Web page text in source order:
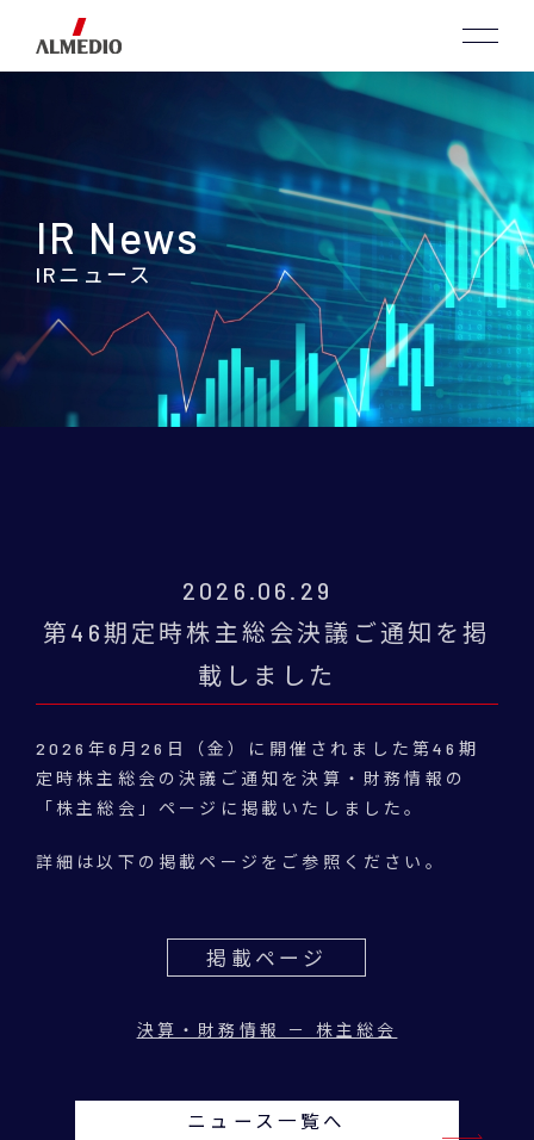
IR News
IRニュース
2026.06.29
第46期定時株主総会決議ご通知を掲
載しました
2026年6月26日（金）に開催されました第46期
定時株主総会の決議ご通知を決算・財務情報の
「株主総会」ページに掲載いたしました。
詳細は以下の掲載ページをご参照ください。
掲載ページ
決算・財務情報 － 株主総会
ニュース一覧へ